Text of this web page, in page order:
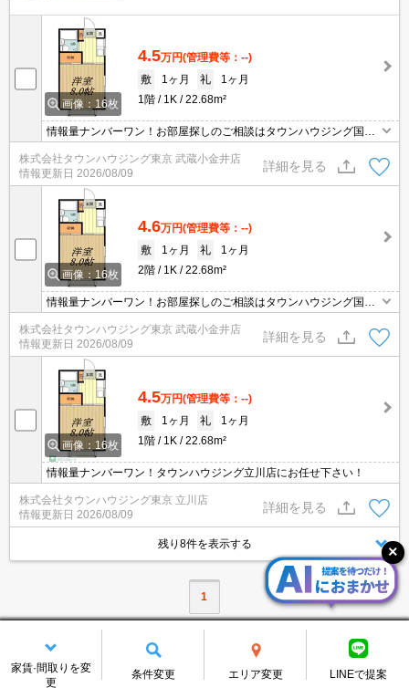
画像：16枚
4.5万円(管理費等：--)
敷
1ヶ月 礼
1ヶ月
1階
1K 22.68m²
情報量ナンバーワン！お部屋探しのご相談はタウンハウジング国分
寺店にお任せを！
株式会社タウンハウジング東京 武蔵小金井店
情報更新日 2026/08/09
詳細を見る
画像：16枚
4.6万円(管理費等：--)
敷
1ヶ月 礼
1ヶ月
2階
1K 22.68m²
情報量ナンバーワン！お部屋探しのご相談はタウンハウジング国分
寺店にお任せを！
株式会社タウンハウジング東京 武蔵小金井店
情報更新日 2026/08/09
詳細を見る
画像：16枚
4.5万円(管理費等：--)
敷
1ヶ月 礼
1ヶ月
1階
1K 22.68m²
情報量ナンバーワン！タウンハウジング立川店にお任せ下さい！
株式会社タウンハウジング東京 立川店
情報更新日 2026/08/09
詳細を見る
残り8件を表示する
1
家賃·間取りを変
更
条件変更 エリア変更 LINEで提案